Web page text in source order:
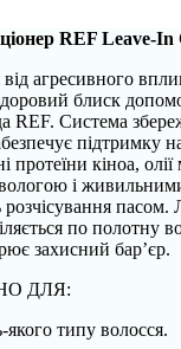
REF Leave-
від агресивного
блиск
REF. Система
підтримку
протеїни кіноа,
і
пасом.
по полотну
захисний бар’єр.
ДЛЯ:
якого типу волосся.